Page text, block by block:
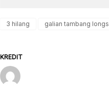
3 hilang galian tambang
KREDIT